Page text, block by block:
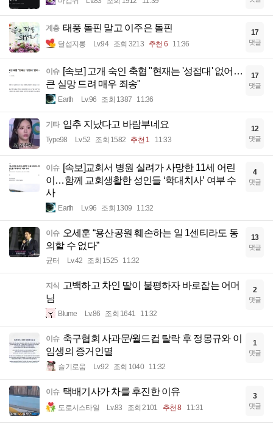
계층 태풍 돌핀 말고 이주은 돌핀
달섭지롱 Lv.94 조회 3213 추천 6 11:36
17
댓글
이슈 [속보] 고개 숙인 축협 "현재는 '성접대' 없어…
큰 실망 드려 매우 죄송"
Earth Lv.96 조회 1387 11:36
17
댓글
기타 입추 지났다고 바람부네요
Type98 Lv.52 조회 1582 추천 1 11:33
12
댓글
이슈 [속보]교회서 병원 실려가 사망한 11세 어린
이…함께 교회생활한 성인들 ‘학대치사’ 여부 수
사
Earth Lv.96 조회 1309 11:32
4
댓글
이슈 오세훈 “용산공원 훼손하는 일 1센티라도 동
의할 수 없다”
균터 Lv.42 조회 1525 11:32
13
댓글
지식
고백하고 차인 딸이 불평하자 바로잡는 어머
님
Blume Lv.86 조회 1641 11:32
2
댓글
이슈 축구협회 사과문/월드컵 탈락 후 정몽규와 이
임생의 증거인멸
슬기로움 Lv.92 조회 1040 11:32
1
댓글
이슈 택배기사가 차를 후진한 이유
도로시스타일 Lv.83 조회 2101 추천 8 11:31
3
댓글